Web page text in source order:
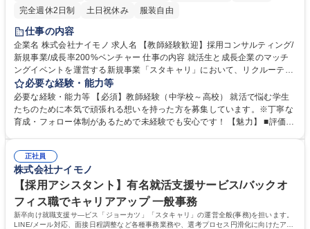
完全週休2日制
土日祝休み 服装自由
仕事の内容
企業名 株式会社ナイモノ 求人名 【教師経験歓迎】採用コンサルティング/
新規事業/成長率200%ベンチャー 仕事の内容 就活生と成長企業のマッチ
ングイベントを運営する新規事業「スタキャリ」において、リクルーティ
ングアドバイザー(RA)として企業の採用活動を支援します。未経験からで
も大きくスキルアップが可能です！ ■地方の新卒就活生と首都圏の成長企
業をマッチングさせるためのイベント事業 ■新卒就活生を採用したい企業
に対して、人材採用のコンサルティング ■各企業のビジネスモデル、事業
「地方学生の情報格差を解消し、可能性を広げたい」という熱い想いを持
って働ける方を大募集します！ 募集職種 【教師経験歓迎】採用コンサル
ティング/新規事業/成長率200%ベンチャー
必要な経験・能力等
必要な経験・能力等 【必須】教師経験（中学校～高校） 就活で悩む学生
たちのために本気で頑張れる想いを持った方を募集しています。※丁寧な
育成・フォロー体制があるためで未経験でも安心です！ 【魅力】 ■評価制
円以上UPしています。直近では入社半年でチーフへと昇格したメンバー
や、1年で年収が2倍UPしたメンバーも！ ■売上前年度比：170％(9期)→1
77％(10期)→195％(11期・前期）で拡大中。社員数も50名→100名→150
名体制へと増員予定！ 学歴・資格 学歴：大学院 大学 語学力： 資格：
正社員
株式会社ナイモノ
【採用アシスタント】有名就活支援サービス/バックオ
フィス職でキャリアアップ 一般事務
新卒向け就職支援サ―ビス「ジョーカツ」「スタキャリ」の運営全般(事務)を担います。
LINE/メール対応、面接日程調整など各種事務業務や、選考プロセス円滑化に向けたアイ